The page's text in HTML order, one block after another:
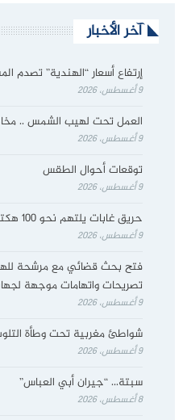
آخر الأخبار
إرتفاع أسعار “الهندية” تصدم
9 أغسطس، 2026
العمل تحت لهيب الشمس ..
9 أغسطس، 2026
توقعات أحوال الطقس
9 أغسطس، 2026
حريق غابات يلتهم نحو 100 هكتار قرب مدينة ناربون الفرنسية
9 أغسطس، 2026
فتح بحث قضائي مع مرشحة
تصريحات واتهامات موجهة
9 أغسطس، 2026
شواطئ مغربية تحت وطأة
9 أغسطس، 2026
سبتة… “جيران أبي العباس”
8 أغسطس، 2026